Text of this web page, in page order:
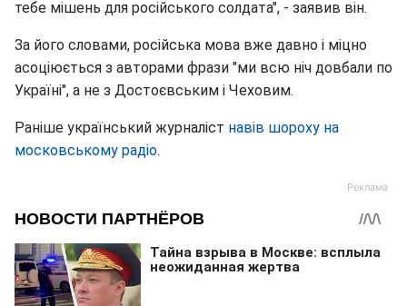
тебе мішень для російського солдата", - заявив він.
За його словами, російська мова вже давно і міцно
асоціюється з авторами фрази "ми всю ніч довбали по
Україні", а не з Достоєвським і Чеховим.
Раніше український журналіст навів шороху на
московському радіо.